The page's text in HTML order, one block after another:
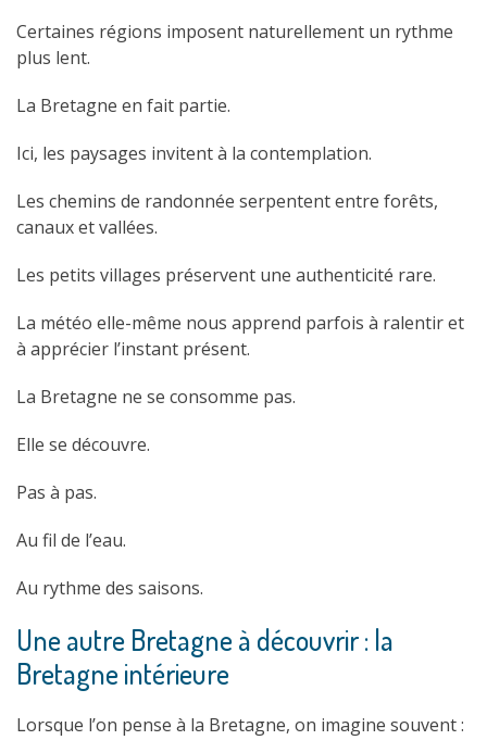
Certaines régions imposent naturellement un rythme
plus lent.
La Bretagne en fait partie.
Ici, les paysages invitent à la contemplation.
Les chemins de randonnée serpentent entre forêts,
canaux et vallées.
Les petits villages préservent une authenticité rare.
La météo elle-même nous apprend parfois à ralentir et
à apprécier l’instant présent.
La Bretagne ne se consomme pas.
Elle se découvre.
Pas à pas.
Au fil de l’eau.
Au rythme des saisons.
Une autre Bretagne à découvrir : la
Bretagne intérieure
Lorsque l’on pense à la Bretagne, on imagine souvent :